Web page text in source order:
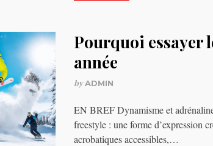
Pourquoi essayer
année
byADMIN
EN BREF Dynamisme et
freestyle : une forme d’expression
acrobatiques accessibles,…